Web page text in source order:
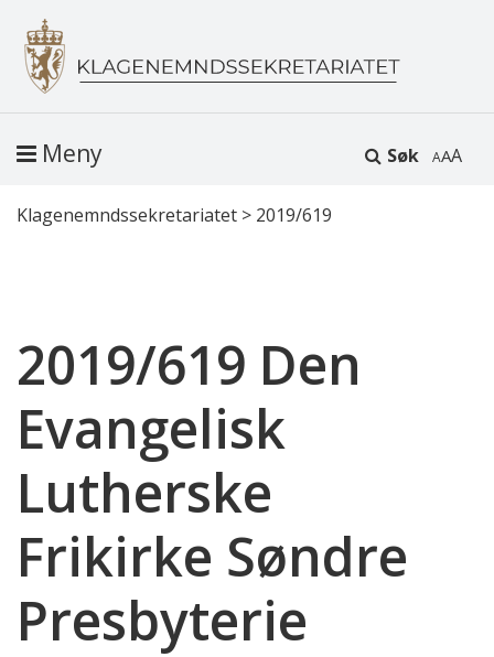
Søk A
Meny
Klagenemndssekretariatet > 2019/619
2019/619 Den
Evangelisk
Lutherske
Frikirke Søndre
Presbyterie